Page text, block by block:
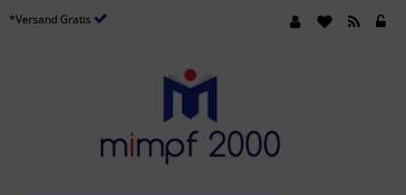
*Versand Gratis